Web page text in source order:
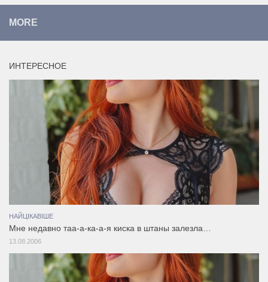
MORE
ИНТЕРЕСНОЕ
НАЙЦІКАВІШЕ
Мне недавно таа-а-ка-а-я киска в штаны залезла…
13.08.2006